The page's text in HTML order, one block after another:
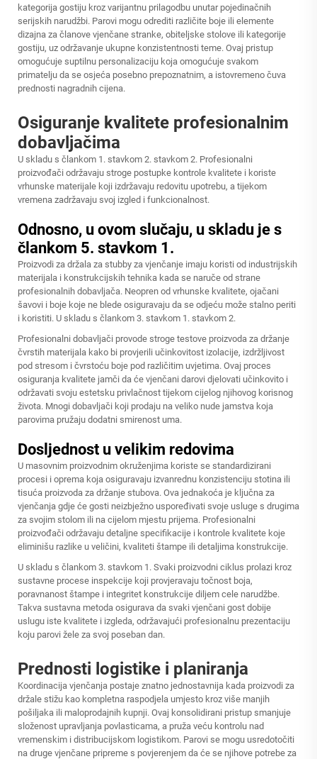
kategorija gostiju kroz varijantnu prilagodbu unutar pojedinačnih
serijskih narudžbi. Parovi mogu odrediti različite boje ili elemente
dizajna za članove vjenčane stranke, obiteljske stolove ili kategorije
gostiju, uz održavanje ukupne konzistentnosti teme. Ovaj pristup
omogućuje suptilnu personalizaciju koja omogućuje svakom
primatelju da se osjeća posebno prepoznatnim, a istovremeno čuva
prednosti nagradnih cijena.
Osiguranje kvalitete profesionalnim
dobavljačima
U skladu s člankom 1. stavkom 2. stavkom 2. Profesionalni
proizvođači održavaju stroge postupke kontrole kvalitete i koriste
vrhunske materijale koji izdržavaju redovitu upotrebu, a tijekom
vremena zadržavaju svoj izgled i funkcionalnost.
Odnosno, u ovom slučaju, u skladu je s
člankom 5. stavkom 1.
Proizvodi za držala za stubby za vjenčanje imaju koristi od industrijskih
materijala i konstrukcijskih tehnika kada se naruče od strane
profesionalnih dobavljača. Neopren od vrhunske kvalitete, ojačani
šavovi i boje koje ne blede osiguravaju da se odjeću može stalno periti
i koristiti. U skladu s člankom 3. stavkom 1. stavkom 2.
Profesionalni dobavljači provode stroge testove proizvoda za držanje
čvrstih materijala kako bi provjerili učinkovitost izolacije, izdržljivost
pod stresom i čvrstoću boje pod različitim uvjetima. Ovaj proces
osiguranja kvalitete jamči da će vjenčani darovi djelovati učinkovito i
održavati svoju estetsku privlačnost tijekom cijelog njihovog korisnog
života. Mnogi dobavljači koji prodaju na veliko nude jamstva koja
parovima pružaju dodatni smirenost uma.
Dosljednost u velikim redovima
U masovnim proizvodnim okruženjima koriste se standardizirani
procesi i oprema koja osiguravaju izvanrednu konzistenciju stotina ili
tisuća proizvoda za držanje stubova. Ova jednakoća je ključna za
vjenčanja gdje će gosti neizbježno uspoređivati svoje usluge s drugima
za svojim stolom ili na cijelom mjestu prijema. Profesionalni
proizvođači održavaju detaljne specifikacije i kontrole kvalitete koje
eliminišu razlike u veličini, kvaliteti štampe ili detaljima konstrukcije.
U skladu s člankom 3. stavkom 1. Svaki proizvodni ciklus prolazi kroz
sustavne procese inspekcije koji provjeravaju točnost boja,
poravnanost štampe i integritet konstrukcije diljem cele narudžbe.
Takva sustavna metoda osigurava da svaki vjenčani gost dobije
uslugu iste kvalitete i izgleda, održavajući profesionalnu prezentaciju
koju parovi žele za svoj poseban dan.
Prednosti logistike i planiranja
Koordinacija vjenčanja postaje znatno jednostavnija kada proizvodi za
držale stižu kao kompletna raspodjela umjesto kroz više manjih
pošiljaka ili maloprodajnih kupnji. Ovaj konsolidirani pristup smanjuje
složenost upravljanja povlasticama, a pruža veću kontrolu nad
vremenskim i distribucijskom logistikom. Parovi se mogu usredotočiti
na druge vjenčane pripreme s povjerenjem da će se njihove potrebe za